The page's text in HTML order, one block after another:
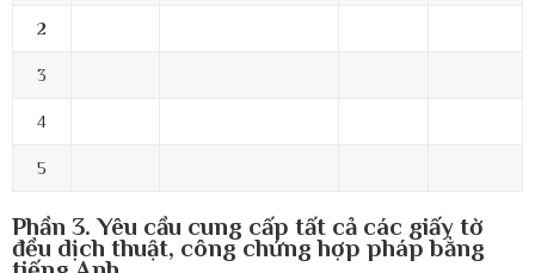
2
3
4
5
Phần 3. Yêu cầu cung cấp tất cả các giấy tờ
đều dịch thuật, công chứng hợp pháp bằng